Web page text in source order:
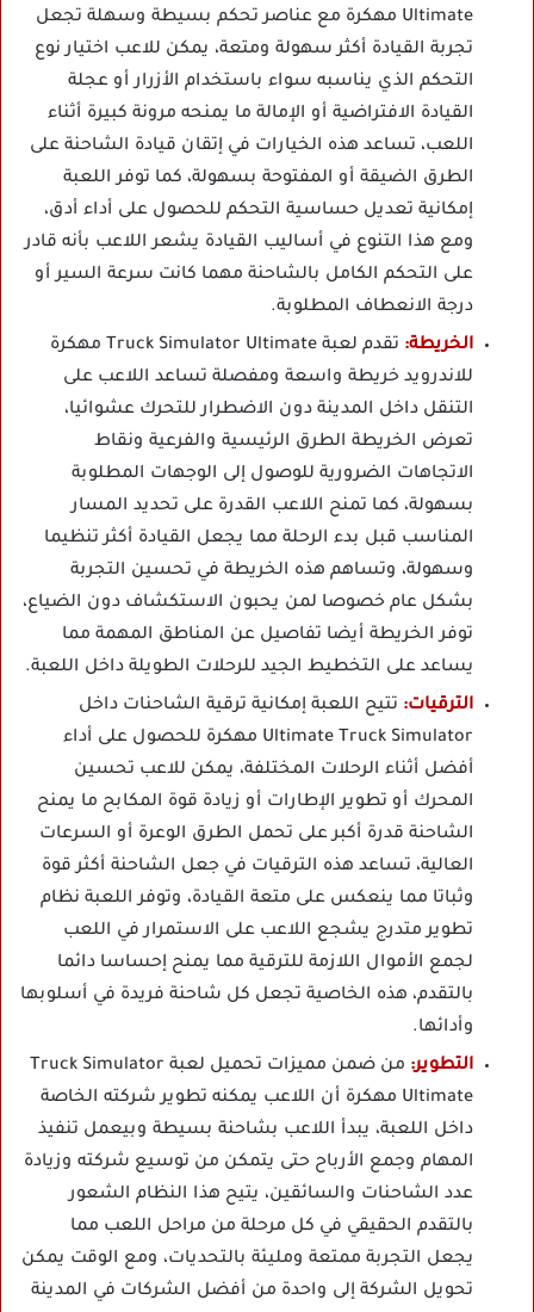
Ultimate مهكرة مع عناصر تحكم بسيطة وسهلة تجعل
تجربة القيادة أكثر سهولة ومتعة، يمكن للاعب اختيار نوع
التحكم الذي يناسبه سواء باستخدام الأزرار أو عجلة
القيادة الافتراضية أو الإمالة ما يمنحه مرونة كبيرة أثناء
اللعب، تساعد هذه الخيارات في إتقان قيادة الشاحنة على
الطرق الضيقة أو المفتوحة بسهولة، كما توفر اللعبة
إمكانية تعديل حساسية التحكم للحصول على أداء أدق،
ومع هذا التنوع في أساليب القيادة يشعر اللاعب بأنه قادر
على التحكم الكامل بالشاحنة مهما كانت سرعة السير أو
درجة الانعطاف المطلوبة.
الخريطة:
تقدم لعبة Truck Simulator Ultimate مهكرة
للاندرويد خريطة واسعة ومفصلة تساعد اللاعب على
التنقل داخل المدينة دون الاضطرار للتحرك عشوائيا،
تعرض الخريطة الطرق الرئيسية والفرعية ونقاط
الاتجاهات الضرورية للوصول إلى الوجهات المطلوبة
بسهولة، كما تمنح اللاعب القدرة على تحديد المسار
المناسب قبل بدء الرحلة مما يجعل القيادة أكثر تنظيما
وسهولة، وتساهم هذه الخريطة في تحسين التجربة
بشكل عام خصوصا لمن يحبون الاستكشاف دون الضياع،
توفر الخريطة أيضا تفاصيل عن المناطق المهمة مما
يساعد على التخطيط الجيد للرحلات الطويلة داخل اللعبة.
الترقيات: تتيح اللعبة إمكانية ترقية الشاحنات داخل
Ultimate Truck Simulator مهكرة للحصول على أداء
أفضل أثناء الرحلات المختلفة، يمكن للاعب تحسين
المحرك أو تطوير الإطارات أو زيادة قوة المكابح ما يمنح
الشاحنة قدرة أكبر على تحمل الطرق الوعرة أو السرعات
العالية، تساعد هذه الترقيات في جعل الشاحنة أكثر قوة
وثباتا مما ينعكس على متعة القيادة، وتوفر اللعبة نظام
تطوير متدرج يشجع اللاعب على الاستمرار في اللعب
لجمع الأموال اللازمة للترقية مما يمنح إحساسا دائما
بالتقدم، هذه الخاصية تجعل كل شاحنة فريدة في أسلوبها
وأدائها.
التطوير:
من ضمن مميزات تحميل لعبة Truck Simulator
Ultimate مهكرة أن اللاعب يمكنه تطوير شركته الخاصة
داخل اللعبة، يبدأ اللاعب بشاحنة بسيطة وبيعمل تنفيذ
المهام وجمع الأرباح حتى يتمكن من توسيع شركته وزيادة
عدد الشاحنات والسائقين، يتيح هذا النظام الشعور
بالتقدم الحقيقي في كل مرحلة من مراحل اللعب مما
يجعل التجربة ممتعة ومليئة بالتحديات، ومع الوقت يمكن
تحويل الشركة إلى واحدة من أفضل الشركات في المدينة